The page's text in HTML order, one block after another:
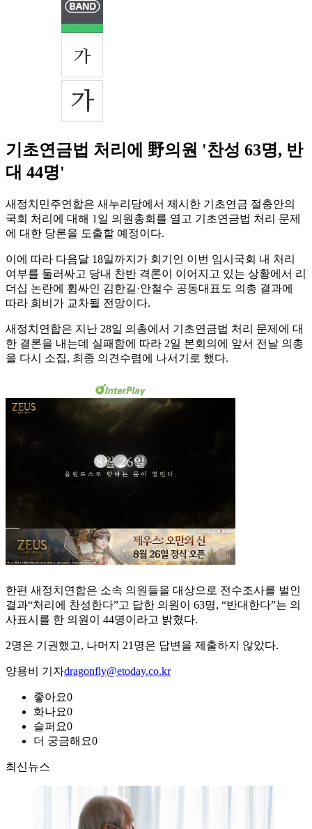
기초연금법 처리에 野의원 '찬성 63명, 반
대 44명'
새정치민주연합은 새누리당에서 제시한 기초연금 절충안의
국회 처리에 대해 1일 의원총회를 열고 기초연금법 처리 문제
에 대한 당론을 도출할 예정이다.
이에 따라 다음달 18일까지가 회기인 이번 임시국회 내 처리
여부를 둘러싸고 당내 찬반 격론이 이어지고 있는 상황에서 리
더십 논란에 휩싸인 김한길·안철수 공동대표도 의총 결과에
따라 희비가 교차될 전망이다.
새정치연합은 지난 28일 의총에서 기초연금법 처리 문제에 대
한 결론을 내는데 실패함에 따라 2일 본회의에 앞서 전날 의총
을 다시 소집, 최종 의견수렴에 나서기로 했다.
한편 새정치연합은 소속 의원들을 대상으로 전수조사를 벌인
결과“처리에 찬성한다”고 답한 의원이 63명, “반대한다”는 의
사표시를 한 의원이 44명이라고 밝혔다.
2명은 기권했고, 나머지 21명은 답변을 제출하지 않았다.
양용비 기자dragonfly@etoday.co.kr
좋아요0
화나요0
슬퍼요0
더 궁금해요0
최신뉴스